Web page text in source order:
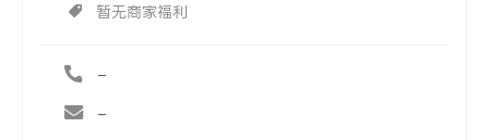
暂无商家福利
-
-